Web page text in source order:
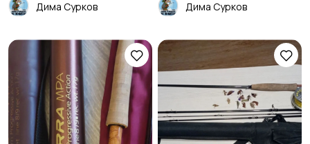
Дима Сурков Дима Сурков